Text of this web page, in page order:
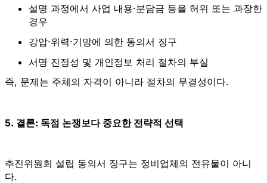
설명 과정에서 사업 내용·분담금 등을 허위 또는 과장한
경우
강압·위력·기망에 의한 동의서 징구
서명 진정성 및 개인정보 처리 절차의 부실
즉, 문제는 주체의 자격이 아니라 절차의 무결성이다.
5. 결론: 독점 논쟁보다 중요한 전략적 선택
추진위원회 설립 동의서 징구는 정비업체의 전유물이 아니
다.